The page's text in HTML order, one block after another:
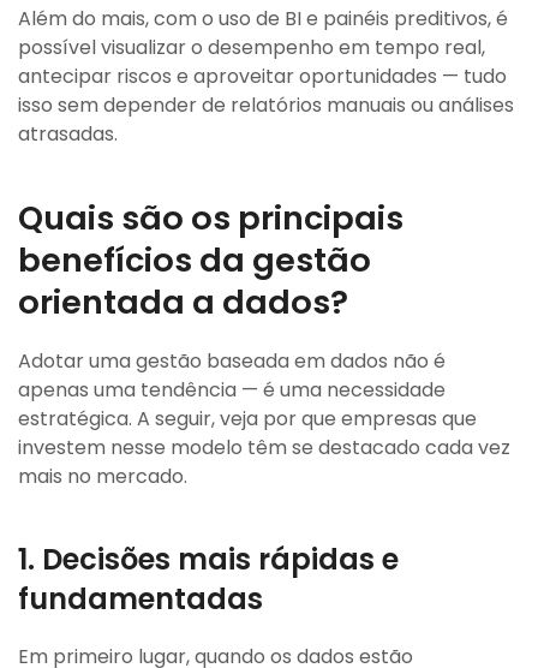
Além do mais, com o uso de BI e painéis preditivos, é
possível visualizar o desempenho em tempo real,
antecipar riscos e aproveitar oportunidades — tudo
isso sem depender de relatórios manuais ou análises
atrasadas.
Quais são os principais
benefícios da gestão
orientada a dados?
Adotar uma gestão baseada em dados não é
apenas uma tendência — é uma necessidade
estratégica. A seguir, veja por que empresas que
investem nesse modelo têm se destacado cada vez
mais no mercado.
1. Decisões mais rápidas e
fundamentadas
Em primeiro lugar, quando os dados estão